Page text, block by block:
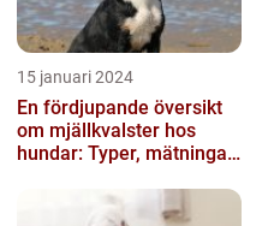
15 januari 2024
En fördjupande översikt
om mjällkvalster hos
hundar: Typer, mätningar